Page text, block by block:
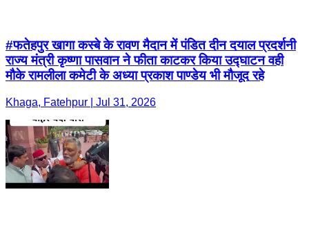
#फतेहपुर खागा कस्बे के रावण मैदान में पंडित दीन दयाल प्रदर्शनी
राज्य मंत्री कृष्णा पासवान ने फीता काटकर किया उद्घाटन वही
मौके रामलीला कमेटी के अध्या प्रकाश पाण्डेय भी मौजूद रहे
Khaga, Fatehpur | Jul 31, 2026